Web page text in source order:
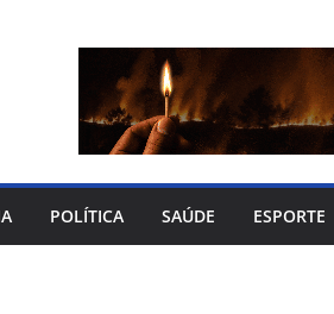
POLÍTICA SAÚDE ESPORTE